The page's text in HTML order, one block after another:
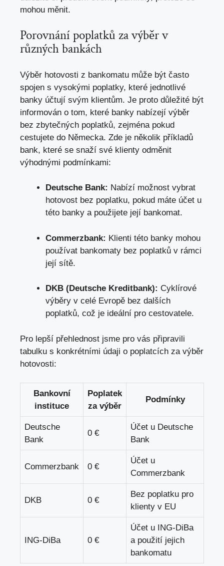
mohou měnit.
Porovnání poplatků za výběr v
různých bankách
Výběr hotovosti z bankomatu může být často
spojen s vysokými poplatky, které jednotlivé
banky účtují svým klientům. Je proto důležité být
informován o tom, které banky nabízejí výběr
bez zbytečných poplatků, zejména pokud
cestujete do Německa. Zde je několik příkladů
bank, které se snaží své klienty odměnit
výhodnými podmínkami:
Deutsche Bank: Nabízí možnost vybrat
hotovost bez poplatku, pokud máte účet u
této banky a použijete její bankomat.
Commerzbank: Klienti této banky mohou
používat bankomaty bez poplatků v rámci
její sítě.
DKB (Deutsche Kreditbank): Cyklírové
výběry v celé Evropě bez dalších
poplatků, což je ideální pro cestovatele.
Pro lepší přehlednost jsme pro vás připravili
tabulku s konkrétními údaji o poplatcích za výběr
hotovosti:
Bankovní
instituce
Poplatek
za výběr
Podmínky
Deutsche
Bank
0 €
Účet u Deutsche
Bank
Commerzbank 0 €
Účet u
Commerzbank
DKB 0 €
Bez poplatku pro
klienty v EU
ING-DiBa 0 €
Účet u ING-DiBa
a použití jejich
bankomatu